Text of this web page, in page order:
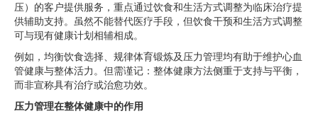
压）的客户提供服务，重点通过饮食和生活方式调整为临床治疗提
供辅助支持。虽然不能替代医疗手段，但饮食干预和生活方式调整
可与现有健康计划相辅相成。
例如，均衡饮食选择、规律体育锻炼及压力管理均有助于维护心血
管健康与整体活力。但需谨记：整体健康方法侧重于支持与平衡，
而非宣称具有治疗或治愈功效。
压力管理在整体健康中的作用